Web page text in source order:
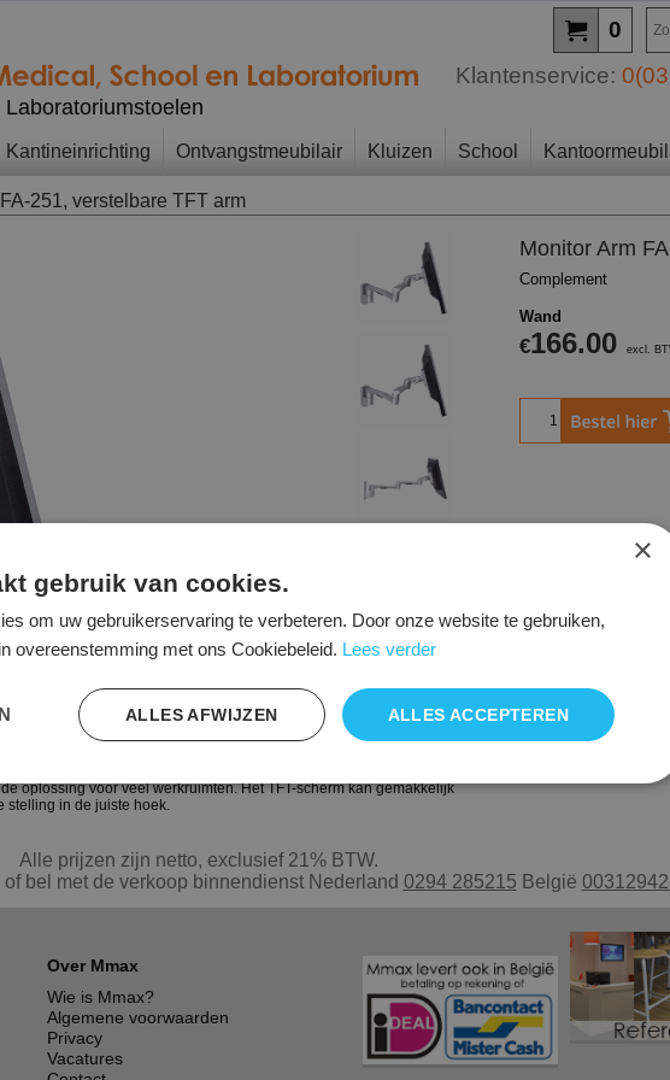
0
Klantenservice:
Kantineinrichting Ontvangstmeubilair Kluizen School
251, verstelbare TFT arm
Monitor Arm
Complement
Wand
€166.00 excl.
Bestel
Dankzij de interne gasveer kan het beeldscherm eenvoudig
oplossing voor veel werkruimten. Het TFT-scherm kan gemakkelijk
stelling in de juiste hoek.
Alle prijzen zijn netto, exclusief 21% BTW.
of bel met de verkoop binnendienst Nederland 0294 285215 België
Over Mmax
Wie is Mmax?
Algemene voorwaarden
Privacy
Vacatures
×
gebruik van cookies.
om uw gebruikerservaring te verbeteren. Door onze website te gebruiken,
overeenstemming met ons Cookiebeleid. Lees verder
ALLES ACCEPTEREN
ALLES AFWIJZEN